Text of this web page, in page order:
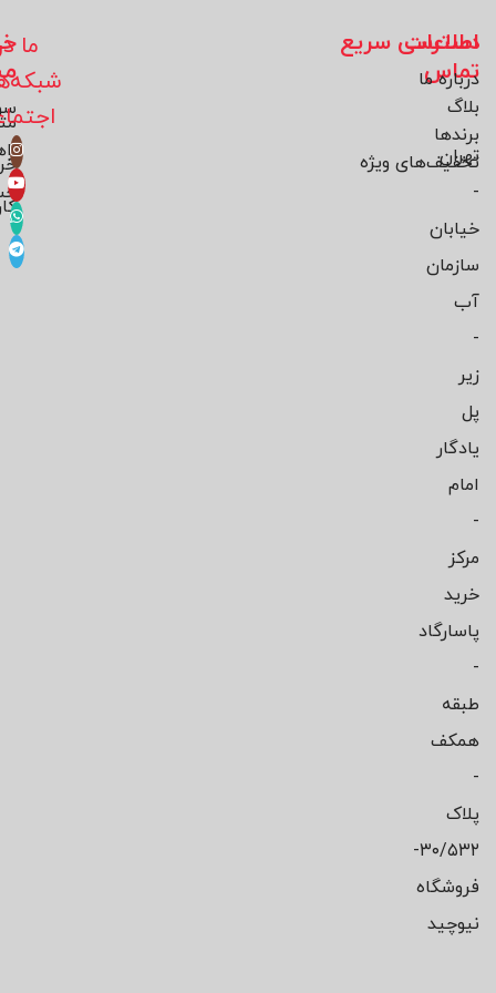
اطلاعات
تماس
تهران
-
خیابان
سازمان
آب
-
زیر
پل
یادگار
امام
-
مرکز
خرید
پاسارگاد
-
طبقه
همکف
-
پلاک
۳۰/۵۳۲-
فروشگاه
نیوچید
دسترسی سریع
درباره ما
بلاگ
برند‌ها
تخفیف‌های ویژه
ما